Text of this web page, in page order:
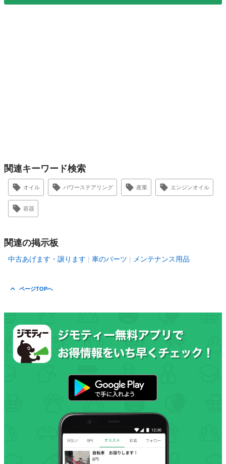
関連キーワード検索
オイル パワーステアリング 産業 エンジンオイル
容器
関連の掲示板
中古あげます・譲ります 車のパーツ メンテナンス用品
ページTOPへ